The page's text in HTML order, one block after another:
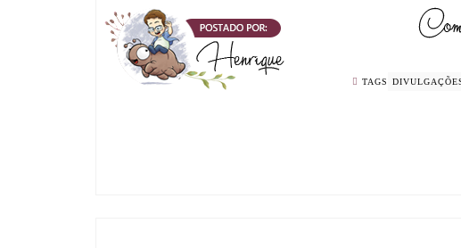
TAGS